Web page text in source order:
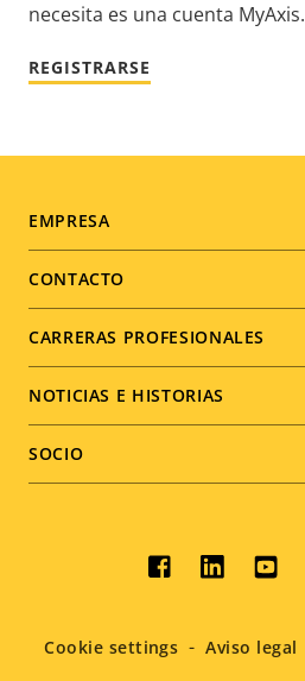
necesita es una cuenta MyAxis.
REGISTRARSE
Footer
menu
EMPRESA
CONTACTO
CARRERAS PROFESIONALES
NOTICIAS E HISTORIAS
SOCIO
Social
menu
Cookie settings Aviso legal